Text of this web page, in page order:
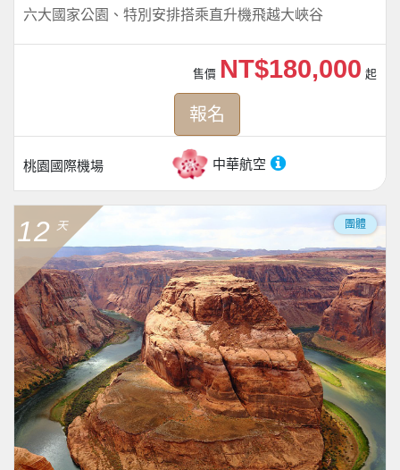
六大國家公園、特別安排搭乘直升機飛越大峽谷
桃園國際機場 中華航空
售價 NT$180,000 起
報名
12 天 團體